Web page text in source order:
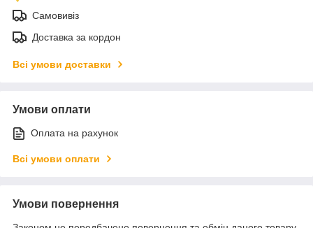
Самовивіз
Доставка за кордон
Всі умови доставки
Умови оплати
Оплата на рахунок
Всі умови оплати
Умови повернення